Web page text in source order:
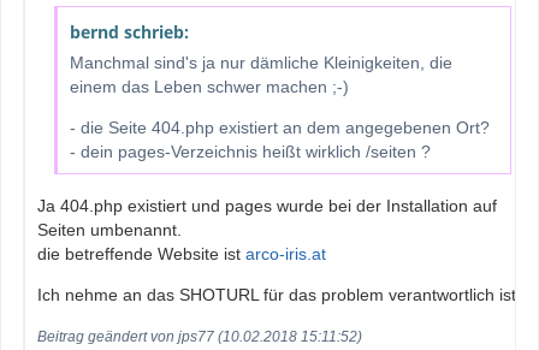
bernd schrieb:
Manchmal sind's ja nur dämliche Kleinigkeiten, die
einem das Leben schwer machen ;-)
- die Seite 404.php existiert an dem angegebenen Ort?
- dein pages-Verzeichnis heißt wirklich /seiten ?
Ja 404.php existiert und pages wurde bei der Installation auf
Seiten umbenannt.
die betreffende Website ist arco-iris.at
Ich nehme an das SHOTURL für das problem verantwortlich ist
Beitrag geändert von jps77 (10.02.2018 15:11:52)